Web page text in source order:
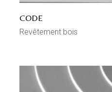
CODE
Revêtement bois